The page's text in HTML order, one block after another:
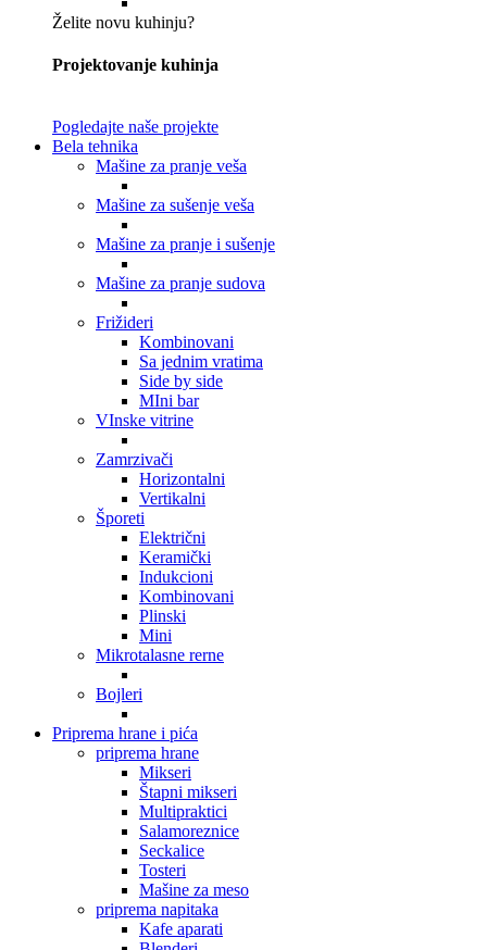
Želite novu kuhinju?
Projektovanje kuhinja
Pogledajte naše projekte
Bela tehnika
Mašine za pranje veša
Mašine za sušenje veša
Mašine za pranje i sušenje
Mašine za pranje sudova
Frižideri
Kombinovani
Sa jednim vratima
Side by side
MIni bar
VInske vitrine
Zamrzivači
Horizontalni
Vertikalni
Šporeti
Električni
Keramički
Indukcioni
Kombinovani
Plinski
Mini
Mikrotalasne rerne
Bojleri
Priprema hrane i pića
priprema hrane
Mikseri
Štapni mikseri
Multipraktici
Salamoreznice
Seckalice
Tosteri
Mašine za meso
priprema napitaka
Kafe aparati